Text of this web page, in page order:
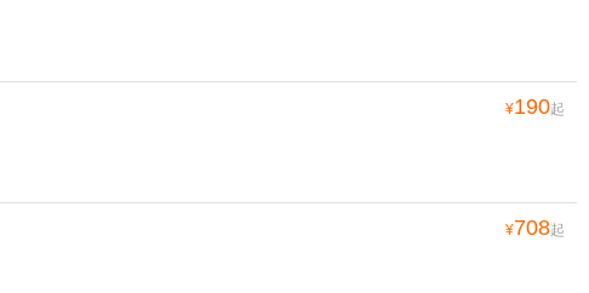
¥190起
¥708起